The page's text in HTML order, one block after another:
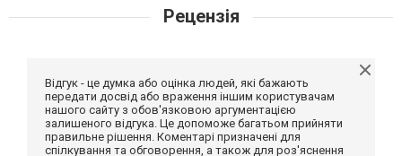
Рецензія
Відгук - це думка або оцінка людей, які бажають
передати досвід або враження іншим користувачам
нашого сайту з обов'язковою аргументацією
залишеного відгука. Це допоможе багатьом прийняти
правильне рішення. Коментарі призначені для
спілкування та обговорення, а також для роз'яснення